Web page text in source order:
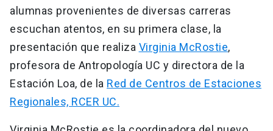
alumnas provenientes de diversas carreras
escuchan atentos, en su primera clase, la
presentación que realiza Virginia McRostie,
profesora de Antropología UC y directora de la
Estación Loa, de la Red de Centros de Estaciones
Regionales, RCER UC.